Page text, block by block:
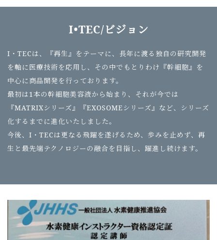
I•TEC/ビジョン
I・TECは、『再生』をテーマに、長年に渡る独自の研究開発
を軸に医療技術を応用し、その中でもとりわけ『幹細胞』を
中心に商品開発を行っております。
最初は1本の幹細胞美容液から始まり、それが今では
『MATRIXシリーズ』『EXOSOMEシリーズ』など、シリーズ
化するまでに進化いたしました。
今後、I・TECは更なる飛躍を遂げるため、歩みを止めず、再
生と最先端テクノロジーの融合を目指し、躍進し続けます。